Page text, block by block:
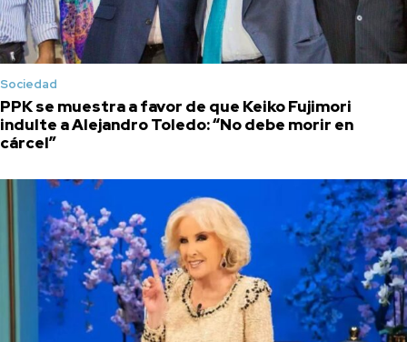
Sociedad
PPK se muestra a favor de que Keiko Fujimori
indulte a Alejandro Toledo: “No debe morir en
cárcel”